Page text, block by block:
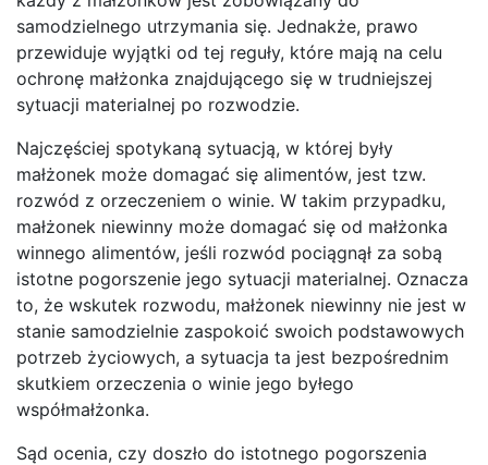
samodzielnego utrzymania się. Jednakże, prawo
przewiduje wyjątki od tej reguły, które mają na celu
ochronę małżonka znajdującego się w trudniejszej
sytuacji materialnej po rozwodzie.
Najczęściej spotykaną sytuacją, w której były
małżonek może domagać się alimentów, jest tzw.
rozwód z orzeczeniem o winie. W takim przypadku,
małżonek niewinny może domagać się od małżonka
winnego alimentów, jeśli rozwód pociągnął za sobą
istotne pogorszenie jego sytuacji materialnej. Oznacza
to, że wskutek rozwodu, małżonek niewinny nie jest w
stanie samodzielnie zaspokoić swoich podstawowych
potrzeb życiowych, a sytuacja ta jest bezpośrednim
skutkiem orzeczenia o winie jego byłego
współmałżonka.
Sąd ocenia, czy doszło do istotnego pogorszenia